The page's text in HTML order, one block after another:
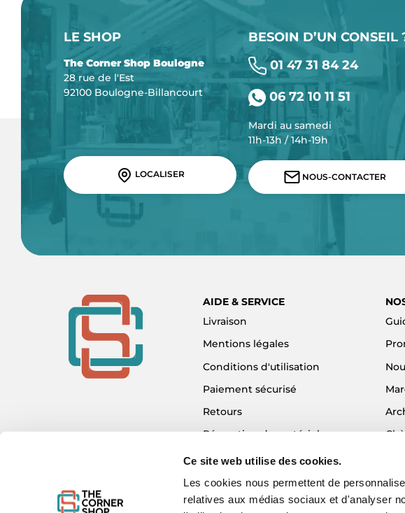
Ce site web utilise des cookies.
Les cookies nous permettent de
relatives aux médias sociaux et d'analyser
LE SHOP
The Corner Shop Boulogne
28 rue de l'Est
92100 Boulogne-Billancourt
LOCALISER
BESOIN D’UN CONSEIL
01 47 31 84 24
06 72 10 11 51
Mardi au samedi
11h-13h / 14h-19h
NOUS-CONTACTER
AIDE & SERVICE
Livraison
Mentions légales
Conditions d'utilisation
Paiement sécurisé
Retours
Réparation de matériel
Détaxe - Tax Refund
Garantie & SAV
Plan du site